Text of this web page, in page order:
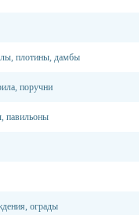
плотины, дамбы
поручни
павильоны
ограды